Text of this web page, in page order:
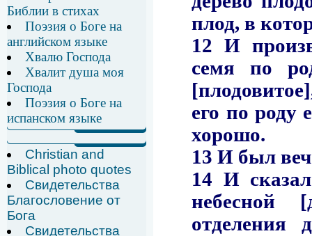
Библии в стихах
Поэзия о Боге на
английском языке
Хвалю Господа
Хвалит душа моя
Господа
Поэзия о Боге на
испанском языке
Christian and
Biblical photo quotes
Свидетельства
Благословение от
Бога
Свидетельства